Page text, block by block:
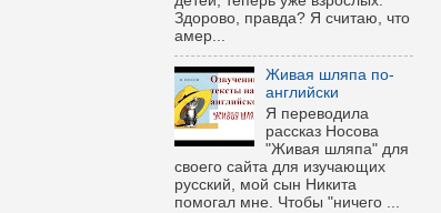
Здорово, правда? Я считаю, что
амер...
Живая шляпа по-
английски
Я переводила
рассказ Носова
"Живая шляпа" для
своего сайта для изучающих
русский, мой сын Никита
помогал мне. Чтобы "ничего ...